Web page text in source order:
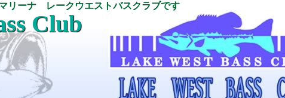
リーナ レークウエストバスクラブです
Club